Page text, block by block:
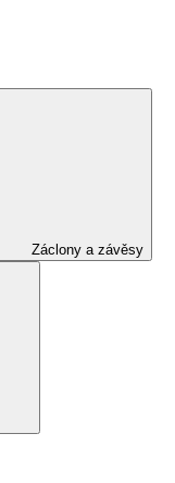
Záclony a závěsy